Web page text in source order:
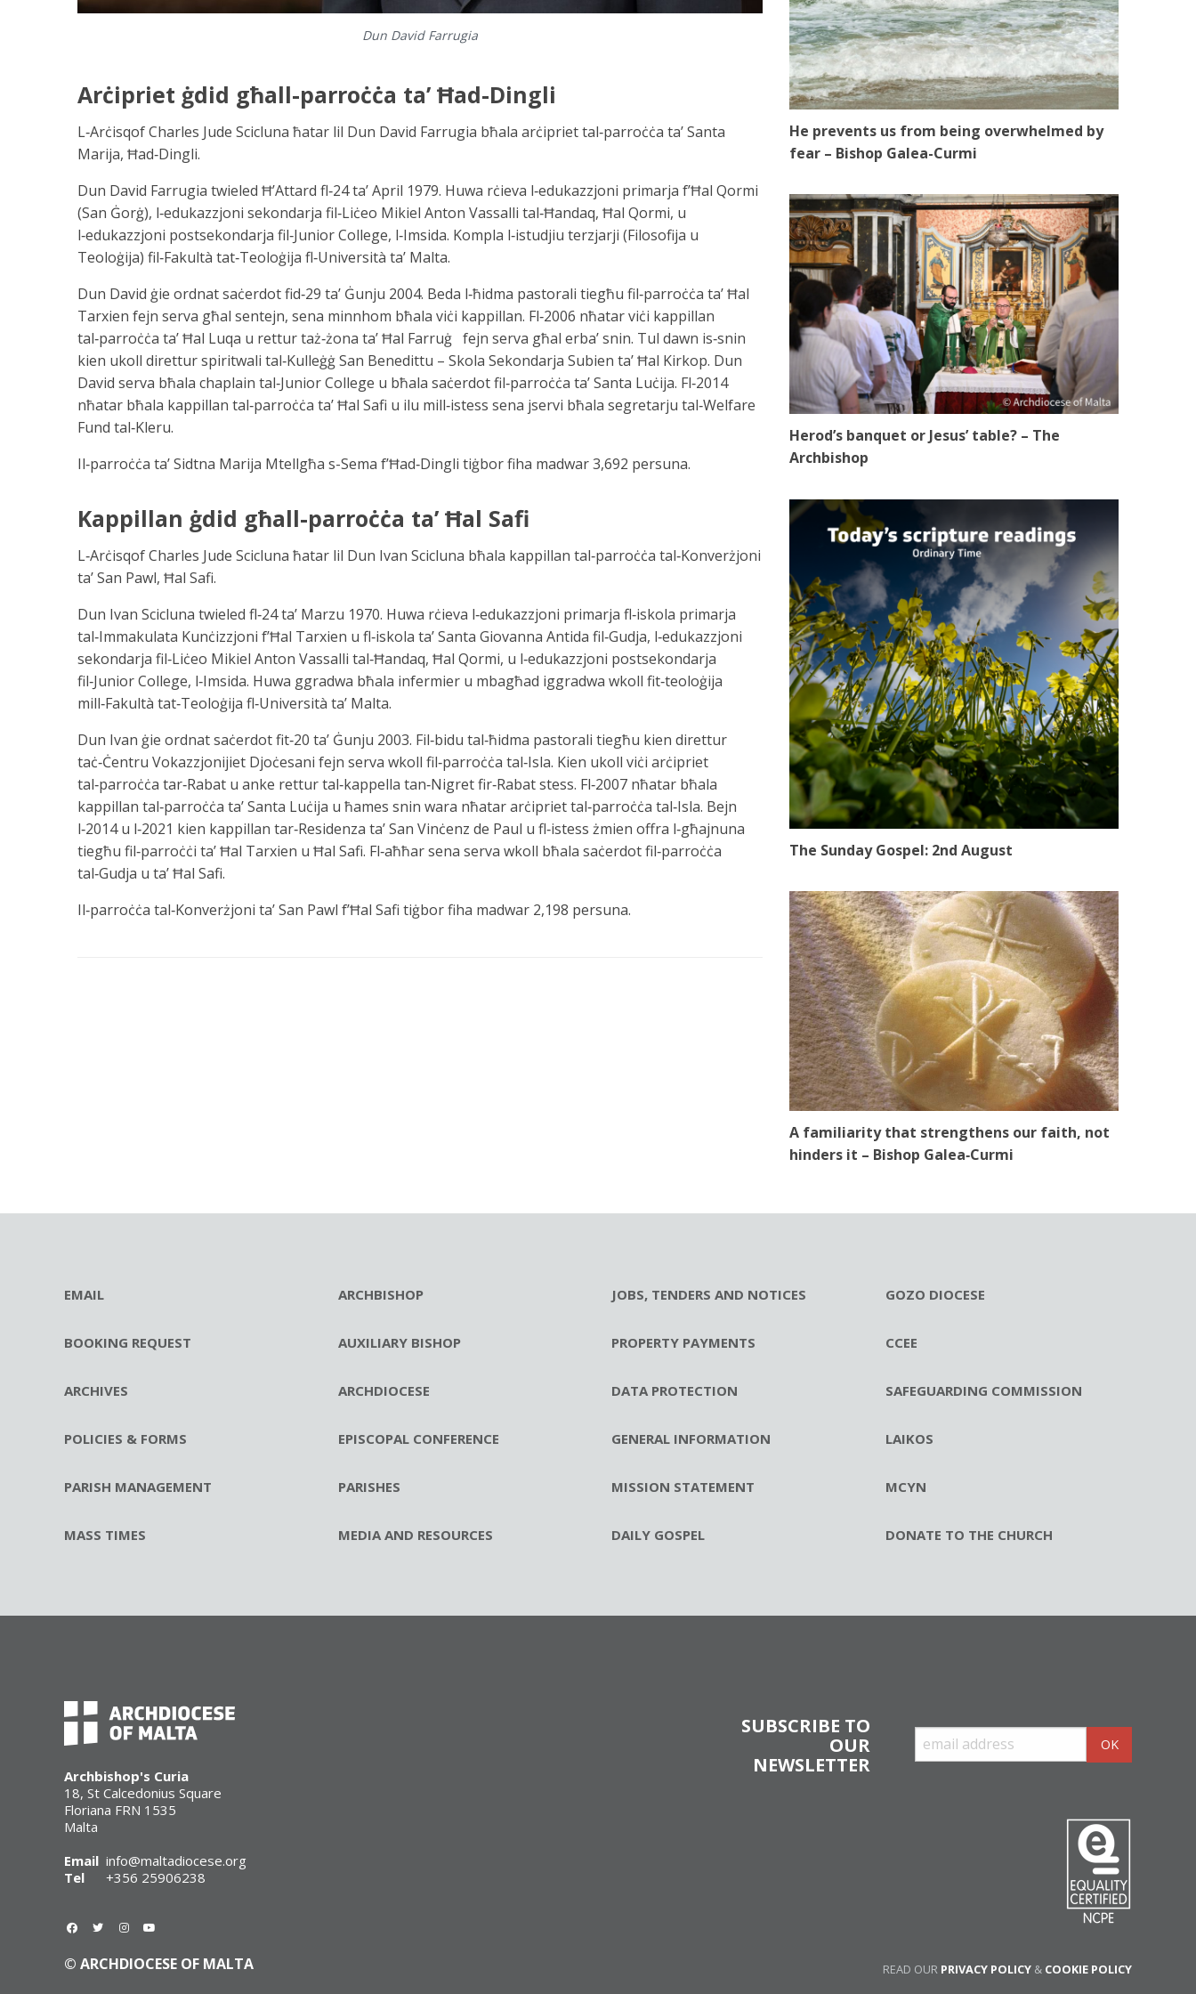
Dun David Farrugia
Arċipriet ġdid għall-parroċċa ta’ Ħad-Dingli
L‑Arċisqof Charles Jude Scicluna ħatar lil Dun David Farrugia bħala arċipriet tal‑parroċċa ta’ Santa
Marija, Ħad‑Dingli.
Dun David Farrugia twieled Ħ’Attard fl‑24 ta’ April 1979. Huwa rċieva l‑edukazzjoni primarja f’Ħal Qormi
(San Ġorġ), l‑edukazzjoni sekondarja fil‑Liċeo Mikiel Anton Vassalli tal‑Ħandaq, Ħal Qormi, u
l‑edukazzjoni postsekondarja fil‑Junior College, l‑Imsida. Kompla l‑istudjiu terzjarji (Filosofija u
Teoloġija) fil‑Fakultà tat‑Teoloġija fl‑Università ta’ Malta.
Dun David ġie ordnat saċerdot fid‑29 ta’ Ġunju 2004. Beda l‑ħidma pastorali tiegħu fil‑parroċċa ta’ Ħal
Tarxien fejn serva għal sentejn, sena minnhom bħala viċi kappillan. Fl‑2006 nħatar viċi kappillan
tal‑parroċċa ta’ Ħal Luqa u rettur taż‑żona ta’ Ħal Farruġ fejn serva għal erba’ snin. Tul dawn is‑snin
kien ukoll direttur spiritwali tal‑Kulleġġ San Benedittu – Skola Sekondarja Subien ta’ Ħal Kirkop. Dun
David serva bħala chaplain tal‑Junior College u bħala saċerdot fil‑parroċċa ta’ Santa Luċija. Fl‑2014
nħatar bħala kappillan tal‑parroċċa ta’ Ħal Safi u ilu mill‑istess sena jservi bħala segretarju tal‑Welfare
Fund tal‑Kleru.
Il‑parroċċa ta’ Sidtna Marija Mtellgħa s-Sema f’Ħad‑Dingli tiġbor fiha madwar 3,692 persuna.
Kappillan ġdid għall-parroċċa ta’ Ħal Safi
L‑Arċisqof Charles Jude Scicluna ħatar lil Dun Ivan Scicluna bħala kappillan tal‑parroċċa tal‑Konverżjoni
ta’ San Pawl, Ħal Safi.
Dun Ivan Scicluna twieled fl‑24 ta’ Marzu 1970. Huwa rċieva l‑edukazzjoni primarja fl‑iskola primarja
tal‑Immakulata Kunċizzjoni f’Ħal Tarxien u fl‑iskola ta’ Santa Giovanna Antida fil‑Gudja, l‑edukazzjoni
sekondarja fil‑Liċeo Mikiel Anton Vassalli tal‑Ħandaq, Ħal Qormi, u l‑edukazzjoni postsekondarja
fil‑Junior College, l‑Imsida. Huwa ggradwa bħala infermier u mbagħad iggradwa wkoll fit‑teoloġija
mill‑Fakultà tat‑Teoloġija fl‑Università ta’ Malta.
Dun Ivan ġie ordnat saċerdot fit‑20 ta’ Ġunju 2003. Fil‑bidu tal‑ħidma pastorali tiegħu kien direttur
taċ‑Ċentru Vokazzjonijiet Djoċesani fejn serva wkoll fil‑parroċċa tal‑Isla. Kien ukoll viċi arċipriet
tal‑parroċċa tar‑Rabat u anke rettur tal‑kappella tan‑Nigret fir‑Rabat stess. Fl‑2007 nħatar bħala
kappillan tal‑parroċċa ta’ Santa Luċija u ħames snin wara nħatar arċipriet tal‑parroċċa tal‑Isla. Bejn
l‑2014 u l‑2021 kien kappillan tar‑Residenza ta’ San Vinċenz de Paul u fl‑istess żmien offra l‑għajnuna
tiegħu fil‑parroċċi ta’ Ħal Tarxien u Ħal Safi. Fl‑aħħar sena serva wkoll bħala saċerdot fil‑parroċċa
tal‑Gudja u ta’ Ħal Safi.
Il‑parroċċa tal‑Konverżjoni ta’ San Pawl f’Ħal Safi tiġbor fiha madwar 2,198 persuna.
He prevents us from being overwhelmed by
fear – Bishop Galea-Curmi
Herod’s banquet or Jesus’ table? – The
Archbishop
The Sunday Gospel: 2nd August
A familiarity that strengthens our faith, not
hinders it – Bishop Galea‑Curmi
EMAIL
BOOKING REQUEST
ARCHIVES
POLICIES & FORMS
PARISH MANAGEMENT
MASS TIMES
ARCHBISHOP
AUXILIARY BISHOP
ARCHDIOCESE
EPISCOPAL CONFERENCE
PARISHES
MEDIA AND RESOURCES
JOBS, TENDERS AND NOTICES
PROPERTY PAYMENTS
DATA PROTECTION
GENERAL INFORMATION
MISSION STATEMENT
DAILY GOSPEL
GOZO DIOCESE
CCEE
SAFEGUARDING COMMISSION
LAIKOS
MCYN
DONATE TO THE CHURCH
Archbishop's Curia
18, St Calcedonius Square
Floriana FRN 1535
Malta
Email info@maltadiocese.org
Tel +356 25906238
© ARCHDIOCESE OF MALTA
SUBSCRIBE TO
OUR
NEWSLETTER
READ OUR PRIVACY POLICY & COOKIE POLICY